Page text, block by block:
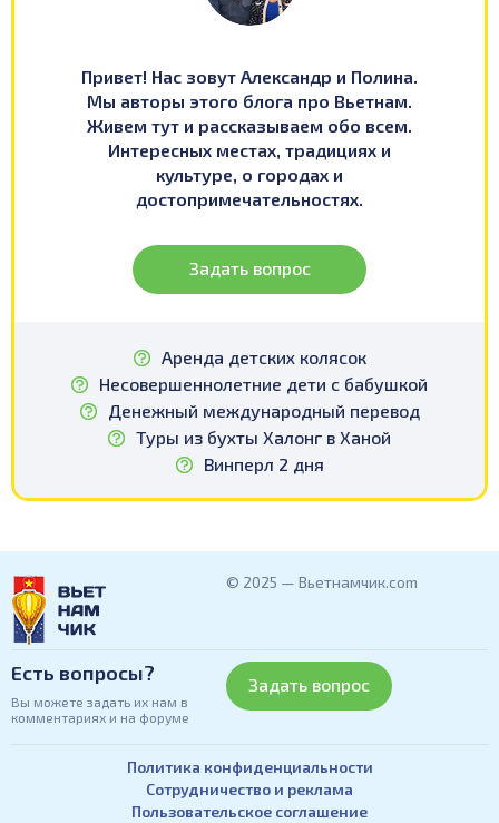
Привет! Нас зовут Александр и Полина.
Мы авторы этого блога про Вьетнам.
Живем тут и рассказываем обо всем.
Интересных местах, традициях и
культуре, о городах и
достопримечательностях.
Задать вопрос
Аренда детских колясок
Несовершеннолетние дети с бабушкой
Денежный международный перевод
Туры из бухты Халонг в Ханой
Винперл 2 дня
© 2025 — Вьетнамчик.com
Есть вопросы?
Вы можете задать их нам в
комментариях и на форуме
Задать вопрос
Политика конфиденциальности
Сотрудничество и реклама
Пользовательское соглашение